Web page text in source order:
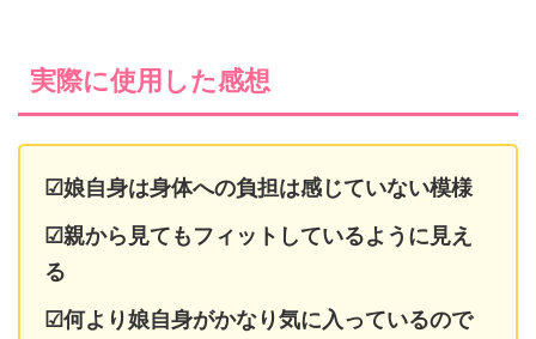
実際に使用した感想
☑娘自身は身体への負担は感じていない模様
☑親から見てもフィットしているように見え
る
☑何より娘自身がかなり気に入っているので